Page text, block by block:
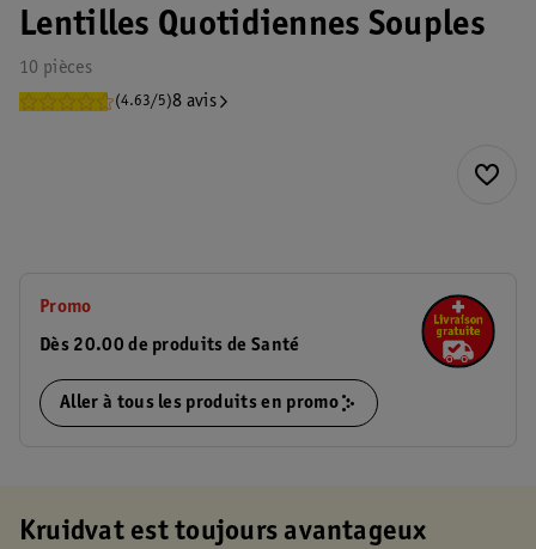
Lentilles Quotidiennes Souples
10 pièces
(4.63/5)8 avis
Promo
Dès 20.00 de produits de Santé
Aller à tous les produits en promo
Kruidvat est toujours avantageux